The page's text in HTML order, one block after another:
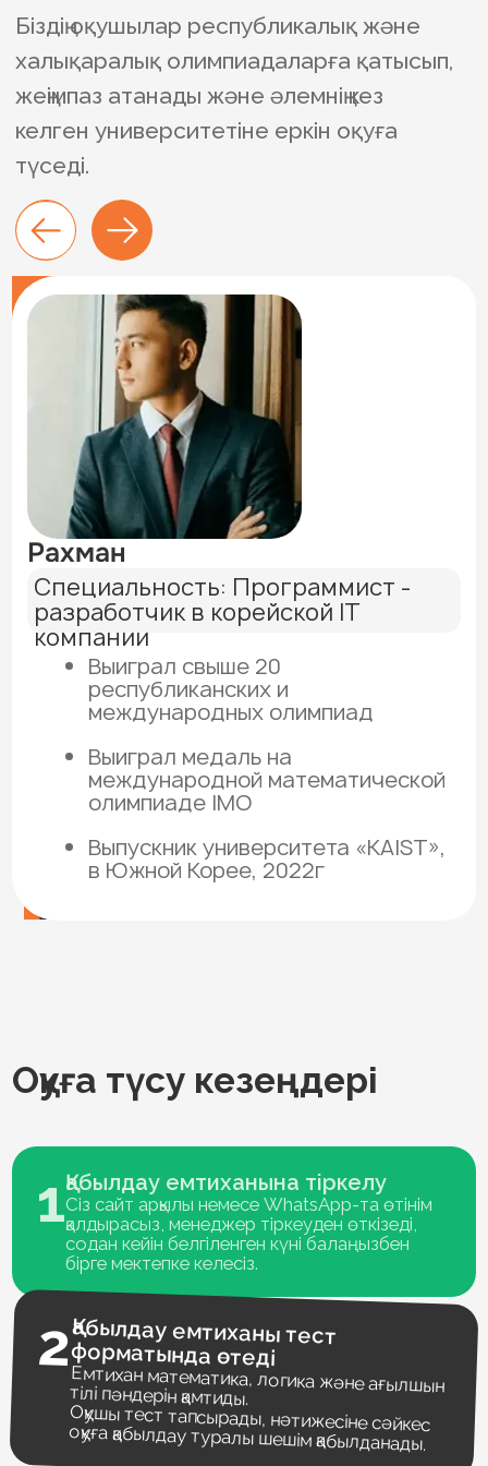
Оқушы тест тапсырады, нәтижесіне сәйкес
оқуға қабылдау туралы шешім қабылданады.
3Сыныпқа қабылдау
Тест нәтижесі оқушының мектептегі орнын
айқындайды. Егер оқушы емтиханнан сәтті
өтіп, сыныпта бос орындар болса, ол бірден
сыныпқа қабылданады.
4 Келісімшартқа қол қою
және төлем жасау
келісімшартқа қол қойылады да, оқу процесі
басталады.
Онбординг және
Пифагор жүйесіне енгізу
Жаңа мектепке жайлы бейімделу үшін 30
күндік адаптациялық жүйе қарастырылған.
Оқу құны
Таңдалған бағыт бойынша
күшейтілген оқу бағдарламасы
Ерте кәсіби бағдар
Трекермен жеке жұмыс
бағдарламасы
Балаңыздың табысты